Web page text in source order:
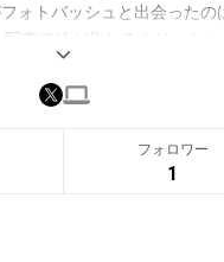
ォトバッシュと出会った
写真で絵が作れるんじゃな
たことを知りました。そこ
を「フォトバッシュアーテ
フォロワー
1